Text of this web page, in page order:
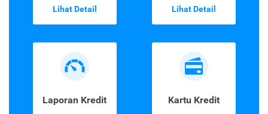
Lihat Detail Lihat Detail
Laporan Kredit Kartu Kredit